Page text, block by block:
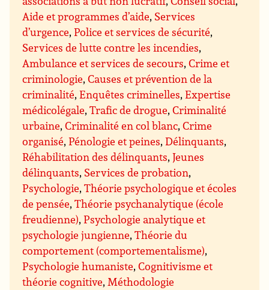
Aide et programmes d’aide, Services
d’urgence,Police et services de sécurité,
Services de lutte contre les incendies,
Ambulance et services de secours,Crime et
criminologie,Causes et prévention de la
criminalité,Enquêtes criminelles,Expertise
médicolégale,Trafic de drogue,Criminalité
urbaine,Criminalité en col blanc,Crime
organisé,Pénologie et peines,Délinquants,
Réhabilitation des délinquants,Jeunes
délinquants, Services de probation,
Psychologie,Théorie psychologique et écoles
de pensée,Théorie psychanalytique (école
freudienne),Psychologie analytique et
psychologie jungienne,Théorie du
comportement (comportementalisme),
Psychologie humaniste,Cognitivisme et
théorie cognitive,Méthodologie